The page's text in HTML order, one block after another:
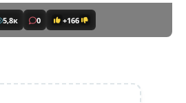
5,8к 0 +166